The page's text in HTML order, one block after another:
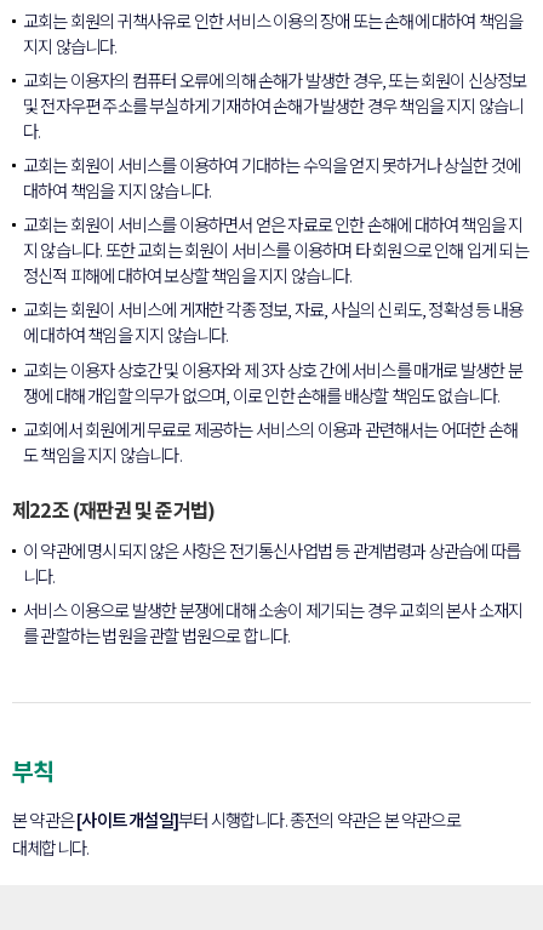
교회는 회원의 귀책사유로 인한 서비스 이용의 장애 또는 손해에 대하여 책임을
지지 않습니다.
교회는 이용자의 컴퓨터 오류에 의해 손해가 발생한 경우, 또는 회원이 신상정보
및 전자우편 주소를 부실하게 기재하여 손해가 발생한 경우 책임을 지지 않습니
다.
교회는 회원이 서비스를 이용하여 기대하는 수익을 얻지 못하거나 상실한 것에
대하여 책임을 지지 않습니다.
교회는 회원이 서비스를 이용하면서 얻은 자료로 인한 손해에 대하여 책임을 지
지 않습니다. 또한 교회는 회원이 서비스를 이용하며 타 회원으로 인해 입게 되는
정신적 피해에 대하여 보상할 책임을 지지 않습니다.
교회는 회원이 서비스에 게재한 각종 정보, 자료, 사실의 신뢰도, 정확성 등 내용
에 대하여 책임을 지지 않습니다.
교회는 이용자 상호간 및 이용자와 제 3자 상호 간에 서비스를 매개로 발생한 분
쟁에 대해 개입할 의무가 없으며, 이로 인한 손해를 배상할 책임도 없습니다.
교회에서 회원에게 무료로 제공하는 서비스의 이용과 관련해서는 어떠한 손해
도 책임을 지지 않습니다.
제22조 (재판권 및 준거법)
이 약관에 명시되지 않은 사항은 전기통신사업법 등 관계법령과 상관습에 따릅
니다.
서비스 이용으로 발생한 분쟁에 대해 소송이 제기되는 경우 교회의 본사 소재지
를 관할하는 법원을 관할 법원으로 합니다.
부칙
본 약관은[사이트 개설일]부터 시행합니다. 종전의 약관은 본 약관으로
대체합니다.